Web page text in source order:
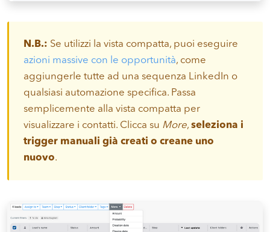
N.B.: Se utilizzi la vista compatta, puoi eseguire
azioni massive con le opportunità, come
aggiungerle tutte ad una sequenza LinkedIn o
qualsiasi automazione specifica. Passa
semplicemente alla vista compatta per
visualizzare i contatti. Clicca su More, seleziona i
trigger manuali già creati o creane uno
nuovo.